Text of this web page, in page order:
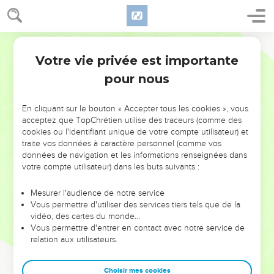
NE MANQUEZ PAS L’ÉVÉNEMENT
DE L’ANNÉE !
ET SI LEURS ERREURS POUVAIENT VOUS ÉVITER LES
VOTRES ?
leur foi ou leur vision. Mais on voit moins les doutes, les erreurs
et les saisons difficiles qu'ils ont traversés, alors même que ce
sont elles qui les ont façonnés.
Dans cette conférence, leaders, entrepreneurs, et responsables
clés pour avancer avec plus de sagesse afin que leurs erreurs
Votre vie privée est importante
pour nous
En cliquant sur le bouton « Accepter tous les cookies », vous
acceptez que TopChrétien utilise des traceurs (comme des
cookies ou l'identifiant unique de votre compte utilisateur) et
traite vos données à caractère personnel (comme vos
données de navigation et les informations renseignées dans
votre compte utilisateur) dans les buts suivants :
Mesurer l'audience de notre service
Vous permettre d'utiliser des services tiers tels que de la
vidéo, des cartes du monde…
Vous permettre d'entrer en contact avec notre service de
relation aux utilisateurs.
Choisir mes cookies